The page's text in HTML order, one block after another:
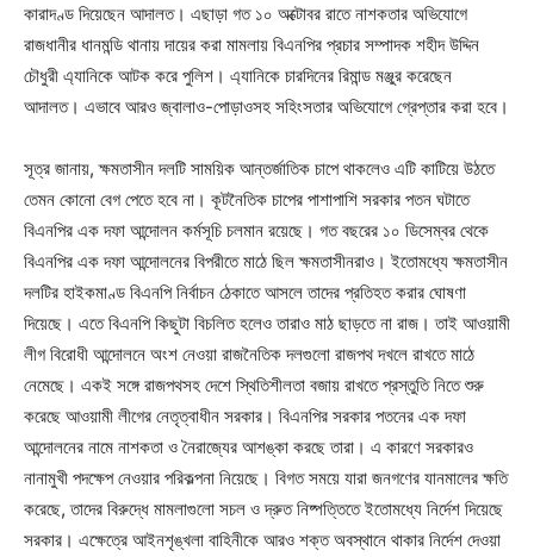
কারাদণ্ড দিয়েছেন আদালত। এছাড়া গত ১০ অক্টোবর রাতে নাশকতার অভিযোগে
রাজধানীর ধানমন্ডি থানায় দায়ের করা মামলায় বিএনপির প্রচার সম্পাদক শহীদ উদ্দিন
চৌধুরী এ্যানিকে আটক করে পুলিশ। এ্যানিকে চারদিনের রিমান্ড মঞ্জুর করেছেন
আদালত। এভাবে আরও জ্বালাও-পোড়াওসহ সহিংসতার অভিযোগে গ্রেপ্তার করা হবে।
সূত্র জানায়, ক্ষমতাসীন দলটি সাময়িক আন্তর্জাতিক চাপে থাকলেও এটি কাটিয়ে উঠতে
তেমন কোনো বেগ পেতে হবে না। কূটনৈতিক চাপের পাশাপাশি সরকার পতন ঘটাতে
বিএনপির এক দফা আন্দোলন কর্মসূচি চলমান রয়েছে। গত বছরের ১০ ডিসেম্বর থেকে
বিএনপির এক দফা আন্দোলনের বিপরীতে মাঠে ছিল ক্ষমতাসীনরাও। ইতোমধ্যে ক্ষমতাসীন
দলটির হাইকমাণ্ড বিএনপি নির্বাচন ঠেকাতে আসলে তাদের প্রতিহত করার ঘোষণা
দিয়েছে। এতে বিএনপি কিছুটা বিচলিত হলেও তারাও মাঠ ছাড়তে না রাজ। তাই আওয়ামী
লীগ বিরোধী আন্দোলনে অংশ নেওয়া রাজনৈতিক দলগুলো রাজপথ দখলে রাখতে মাঠে
নেমেছে। একই সঙ্গে রাজপথসহ দেশে স্থিতিশীলতা বজায় রাখতে প্রস্তুতি নিতে শুরু
করেছে আওয়ামী লীগের নেতৃত্বাধীন সরকার। বিএনপির সরকার পতনের এক দফা
আন্দোলনের নামে নাশকতা ও নৈরাজ্যের আশঙ্কা করছে তারা। এ কারণে সরকারও
নানামুখী পদক্ষেপ নেওয়ার পরিকল্পনা নিয়েছে। বিগত সময়ে যারা জনগণের যানমালের ক্ষতি
করেছে, তাদের বিরুদ্ধে মামলাগুলো সচল ও দ্রুত নিষ্পত্তিতে ইতোমধ্যে নির্দেশ দিয়েছে
সরকার। এক্ষেত্রে আইনশৃঙ্খলা বাহিনীকে আরও শক্ত অবস্থানে থাকার নির্দেশ দেওয়া